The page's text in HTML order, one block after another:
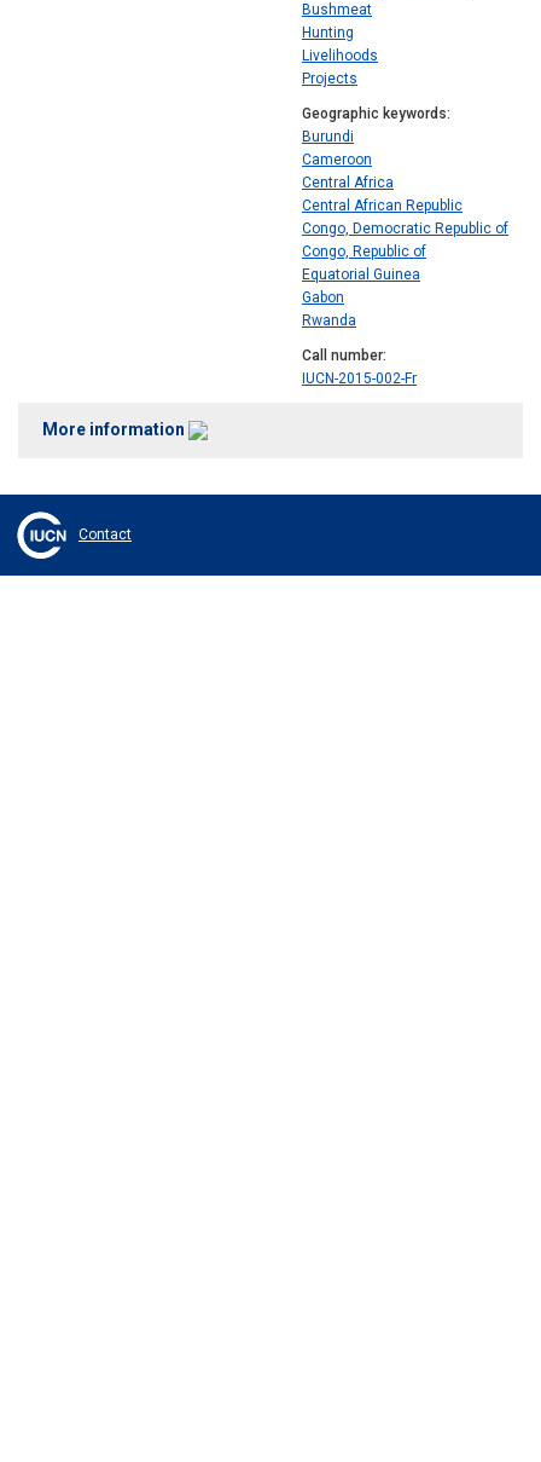
Bushmeat
Hunting
Livelihoods
Projects
Geographic keywords
Burundi
Cameroon
Central Africa
Central African Republic
Congo, Democratic Republic of
Congo, Republic of
Equatorial Guinea
Gabon
Rwanda
Call number
IUCN-2015-002-Fr
More information
Contact